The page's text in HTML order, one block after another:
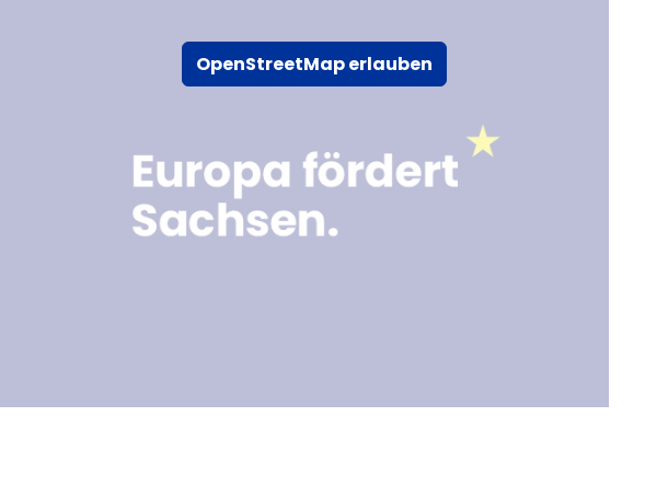
OpenStreetMap erlauben